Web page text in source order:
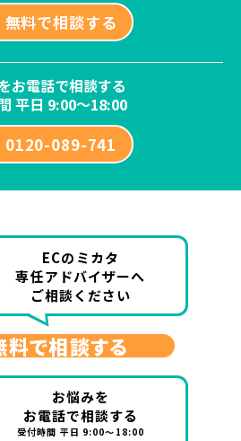
無料で相談する
お電話で相談する
平日 9:00～18:00
0120-089-741
ECのミカタ
専任アドバイザーへ
ご相談ください
料で相談する
お悩みを
お電話で相談する
受付時間 平日 9:00～18:00